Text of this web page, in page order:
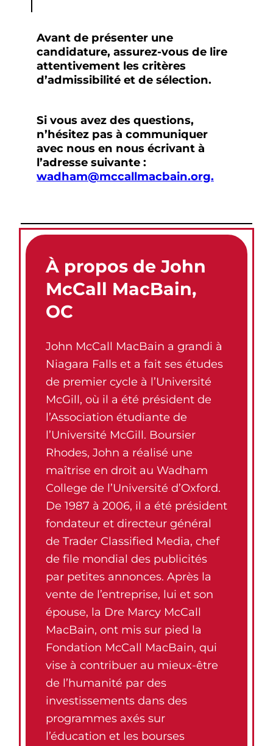
Avant de présenter une
candidature, assurez-vous de lire
attentivement les critères
d’admissibilité et de sélection.
Si vous avez des questions,
n’hésitez pas à communiquer
avec nous en nous écrivant à
l’adresse suivante :
wadham@mccallmacbain.org.
À propos de John
McCall MacBain,
OC
John McCall MacBain a grandi à
Niagara Falls et a fait ses études
de premier cycle à l’Université
McGill, où il a été président de
l’Association étudiante de
l’Université McGill. Boursier
Rhodes, John a réalisé une
maîtrise en droit au Wadham
College de l’Université d’Oxford.
De 1987 à 2006, il a été président
fondateur et directeur général
de Trader Classified Media, chef
de file mondial des publicités
par petites annonces. Après la
vente de l’entreprise, lui et son
épouse, la Dre Marcy McCall
MacBain, ont mis sur pied la
Fondation McCall MacBain, qui
vise à contribuer au mieux-être
de l’humanité par des
investissements dans des
programmes axés sur
l’éducation et les bourses